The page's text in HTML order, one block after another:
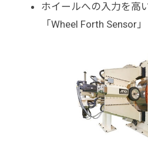
ホイールへの入力を高
「Wheel Forth Sensor」